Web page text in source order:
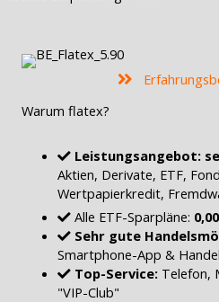
Warum flatex?
Leistungsangebot:
Aktien, Derivate, ETF,
Wertpapierkredit,
Alle ETF-Sparpläne:
Sehr gute
Smartphone-App &
Top-Service: Telefon,
"VIP-Club"